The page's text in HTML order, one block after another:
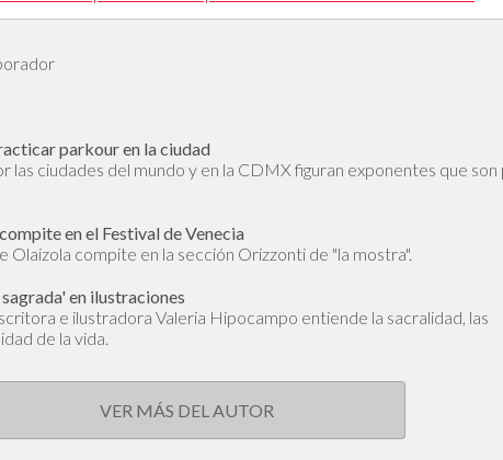
parkour en la ciudad
las ciudades del mundo y en la CDMX figuran exponentes que
en el Festival de Venecia
Olaizola compite en la sección Orizzonti de "la mostra".
en ilustraciones
e ilustradora Valeria Hipocampo entiende la sacralidad, las
de la vida.
VER MÁS DEL AUTOR